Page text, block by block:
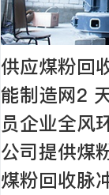
供应煤粉回
能制造网2
员企业全风
公司提供煤
煤粉回收脉